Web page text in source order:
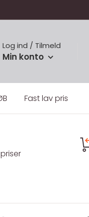
Log ind / Tilmeld
Min konto
Fast lav pris